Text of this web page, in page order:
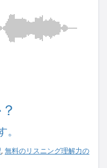
, 無料のリスニング理解力の